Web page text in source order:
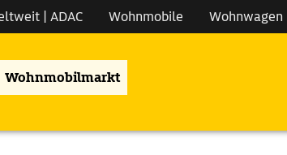
| ADAC Wohnmobile Wohnwagen
Wohnmobilmarkt